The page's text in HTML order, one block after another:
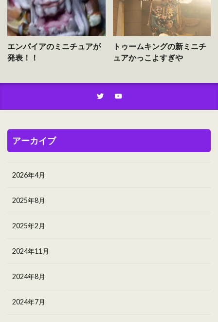
エンパイアのミニチュアが
発表！！
トゥームキングの新ミニチ
ュアかっこよすぎや
アーカイブ
2026年4月
2025年8月
2025年2月
2024年11月
2024年8月
2024年7月